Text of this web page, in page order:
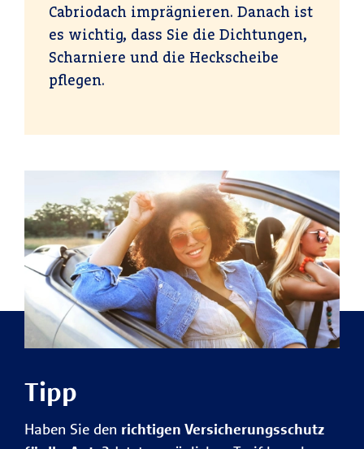
Cabriodach imprägnieren. Danach ist
es wichtig, dass Sie die Dichtungen,
Scharniere und die Heckscheibe
pflegen.
Tipp
Haben Sie den richtigen Versicherungsschutz